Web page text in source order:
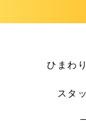
ひまわ
スタ